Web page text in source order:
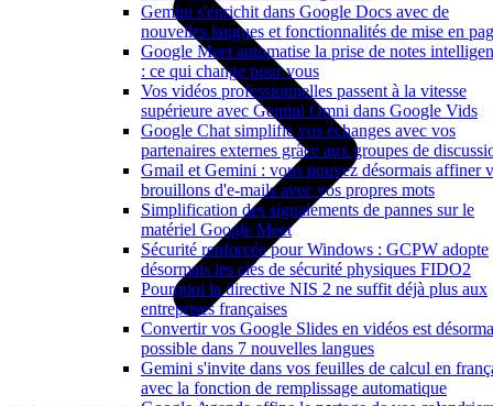
Gemini s'enrichit dans Google Docs avec de
nouvelles langues et fonctionnalités de mise en
Google Meet automatise la prise de notes
: ce qui change pour vous
Vos vidéos professionnelles passent à la vitesse
supérieure avec Gemini Omni dans Google Vids
Google Chat simplifie vos échanges avec vos
partenaires externes grâce aux groupes de
Gmail et Gemini : vous pouvez désormais affiner
brouillons d'e-mails avec vos propres mots
Simplification des signalements de pannes sur le
matériel Google Meet
Sécurité renforcée pour Windows : GCPW adopte
désormais les clés de sécurité physiques FIDO2
Pourquoi la directive NIS 2 ne suffit déjà plus aux
entreprises françaises
Convertir vos Google Slides en vidéos est
possible dans 7 nouvelles langues
Gemini s'invite dans vos feuilles de calcul en
avec la fonction de remplissage automatique